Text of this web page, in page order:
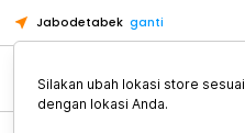
Jabodetabek ganti
Alat Kopi
Silakan ubah lokasi store sesuai
dengan lokasi Anda.